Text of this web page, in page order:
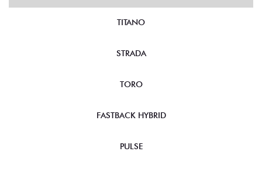
TITANO
STRADA
TORO
FASTBACK HYBRID
PULSE